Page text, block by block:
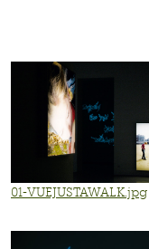
01-VUEJUSTAWALK.jpg